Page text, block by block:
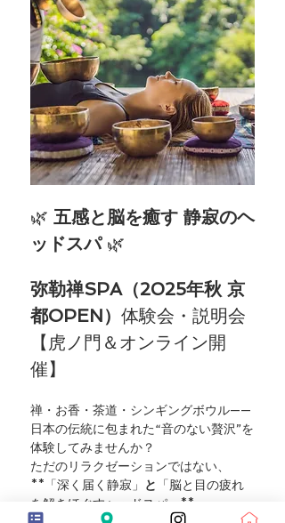
🌿 五感と脳を癒す 静寂のヘ
ッドスパ 🌿
弥勒禅SPA（2025年秋 京
都OPEN） 体験会・説明会
【虎ノ門＆オンライン開
催】
禅・お香・茶道・シンギングボウル——
日本の伝統に包まれた“音のない贅沢”を
体験してみませんか？
ただのリラクゼーションではない、
**「深く届く静寂」
と
「脳と目の疲れ
を解きほぐすヘッドスパ」**